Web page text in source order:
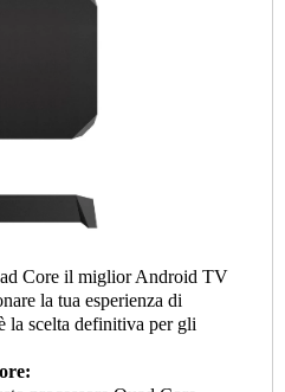
Core il miglior Android TV
la tua esperienza di
la scelta definitiva per gli